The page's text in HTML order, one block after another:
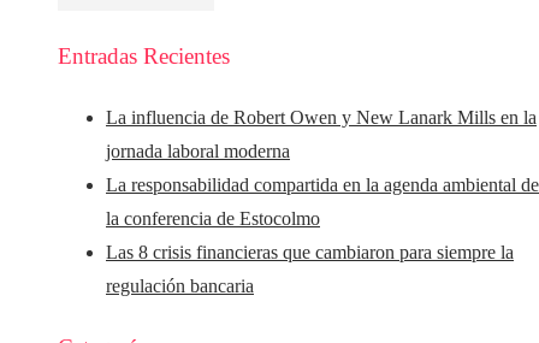
Entradas Recientes
La influencia de Robert Owen y New Lanark Mills en la
jornada laboral moderna
La responsabilidad compartida en la agenda ambiental
la conferencia de Estocolmo
Las 8 crisis financieras que cambiaron para siempre la
regulación bancaria